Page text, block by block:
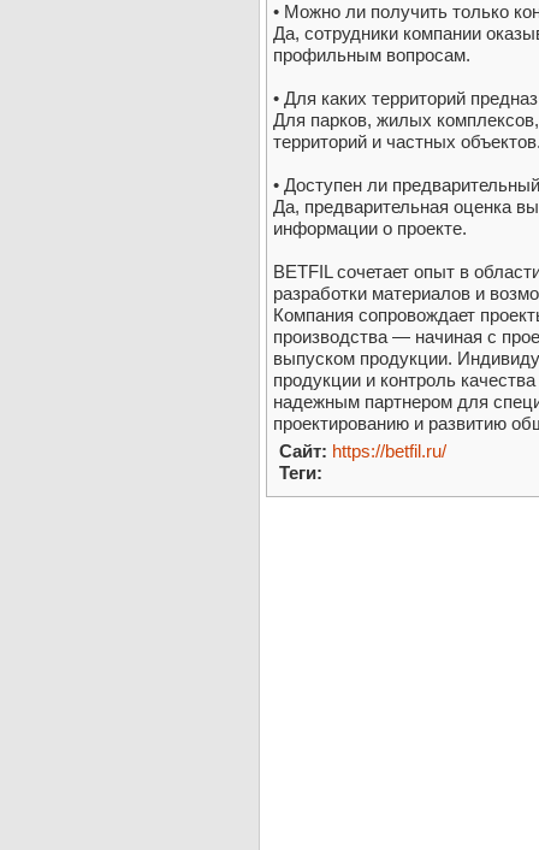
• Можно ли получить только
Да, сотрудники компании
профильным вопросам.
• Для каких территорий
Для парков, жилых
территорий и частных
• Доступен ли
Да, предварительная оценка
информации о проекте.
BETFIL сочетает опыт в
разработки материалов и
Компания сопровождает
производства — начиная с
выпуском продукции.
продукции и контроль
надежным партнером для
проектированию и развитию
Сайт: https://betfil.ru/
Теги: